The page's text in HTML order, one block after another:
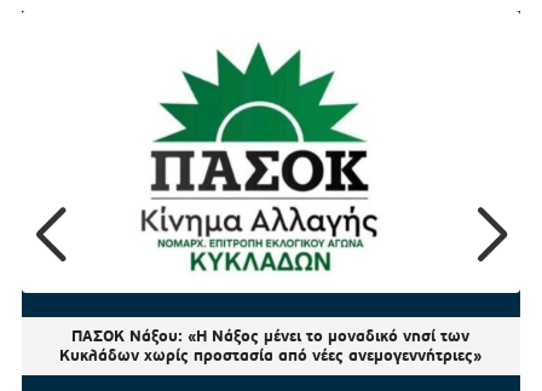
ΠΑΣΟΚ Νάξου: «Η Νάξος μένει το μοναδικό νησί των
Κυκλάδων χωρίς προστασία από νέες ανεμογεννήτριες»